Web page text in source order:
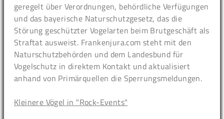
geregelt über Verordnungen, behördliche Verfügungen
und das bayerische Naturschutzgesetz, das die
Störung geschützter Vogelarten beim Brutgeschäft als
Straftat ausweist. Frankenjura.com steht mit den
Naturschutzbehörden und dem Landesbund für
Vogelschutz in direktem Kontakt und aktualisiert
anhand von Primärquellen die Sperrungsmeldungen.
Kleinere Vögel in "Rock-Events"